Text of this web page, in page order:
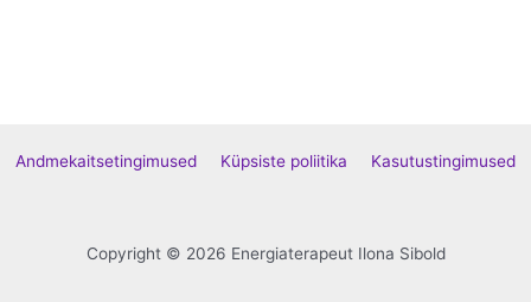
Andmekaitsetingimused Küpsiste poliitika Kasutustingimused
Copyright © 2026 Energiaterapeut Ilona Sibold